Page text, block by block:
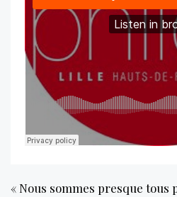
« Nous sommes presque tous